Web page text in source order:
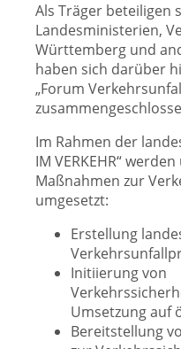
Als Träger beteiligen
Landesministerien,
Württemberg und
haben sich darüber
„Forum
Im Rahmen der
IM VERKEHR“
Maßnahmen zur
umgesetzt:
Erstellung
Initiierung von
Umsetzung auf
Bereitstellung